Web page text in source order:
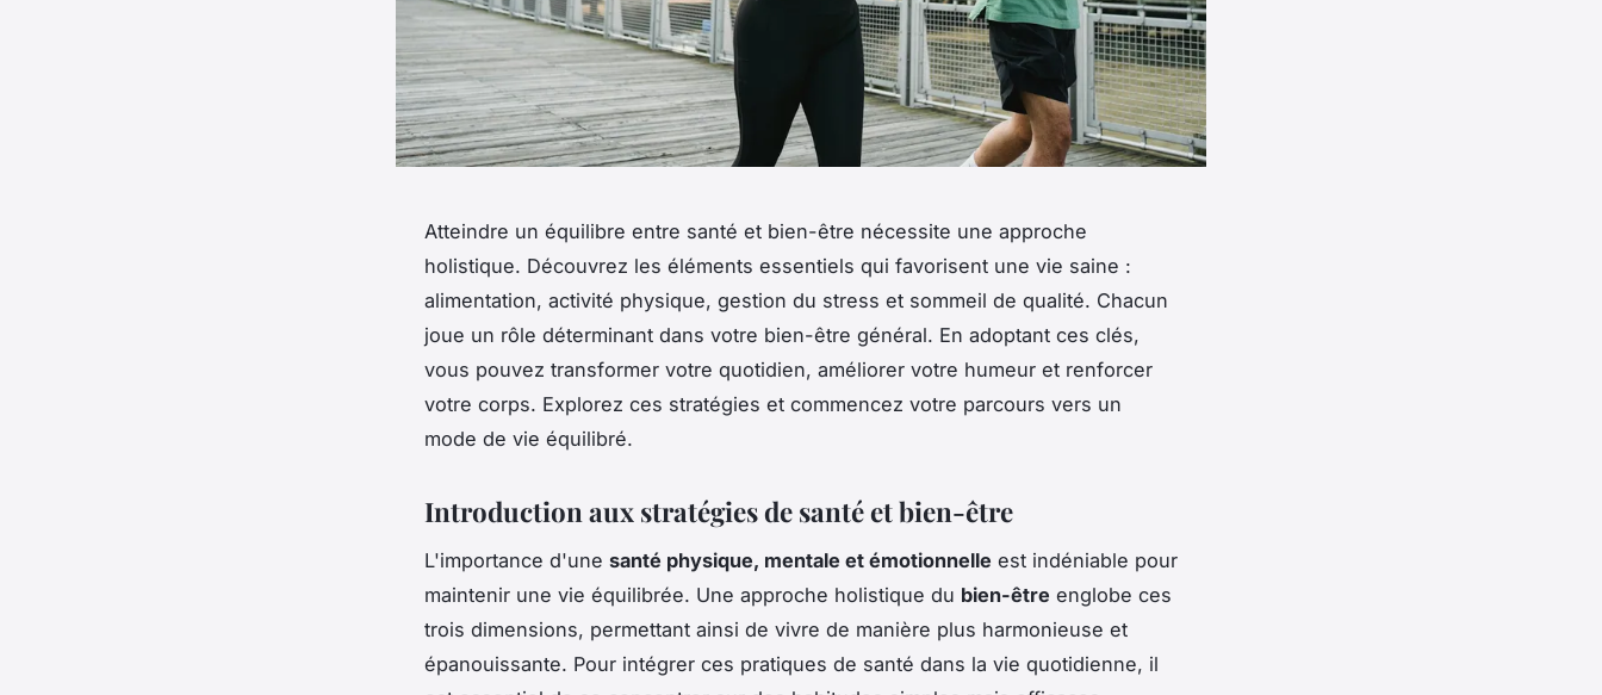
Atteindre un équilibre entre santé et bien-être nécessite une approche
holistique. Découvrez les éléments essentiels qui favorisent une vie saine :
alimentation, activité physique, gestion du stress et sommeil de qualité. Chacun
joue un rôle déterminant dans votre bien-être général. En adoptant ces clés,
vous pouvez transformer votre quotidien, améliorer votre humeur et renforcer
votre corps. Explorez ces stratégies et commencez votre parcours vers un
mode de vie équilibré.
Introduction aux stratégies de santé et bien-être
L'importance d'une santé physique, mentale et émotionnelle est indéniable pour
maintenir une vie équilibrée. Une approche holistique du bien-être englobe ces
trois dimensions, permettant ainsi de vivre de manière plus harmonieuse et
épanouissante. Pour intégrer ces pratiques de santé dans la vie quotidienne, il